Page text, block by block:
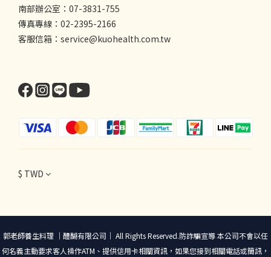
南部辦公室：07-3831-755
傳真專線：02-2395-2166
客服信箱：service@kuohealth.com.tw
$ TWD
郭老師養生料理 ｜醴醐有限公司｜ All Rights Reserved.防詐騙宣導 本公司不會以任
何名義主動要求客人操作ATM、提供信用卡相關資訊，如果您接到相關電話或簡訊，